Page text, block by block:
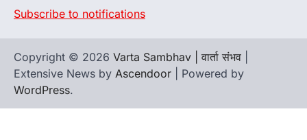
Subscribe to notifications
Copyright © 2026 Varta Sambhav | वार्ता संभव
Extensive News by Ascendoor | Powered by
WordPress.